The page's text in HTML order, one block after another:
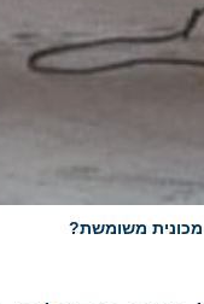
מכונית משומשת?